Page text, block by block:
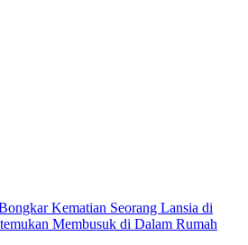
Kematian Seorang Lansia di
Membusuk di Dalam Rumah